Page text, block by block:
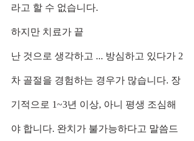
라고 할 수 없습니다.
하지만 치료가 끝
난 것으로 생각하고 ... 방심하고 있다가 2
차 골절을 경험하는 경우가 많습니다. 장
기적으로 1~3년 이상, 아니 평생 조심해
야 합니다. 완치가 불가능하다고 말씀드